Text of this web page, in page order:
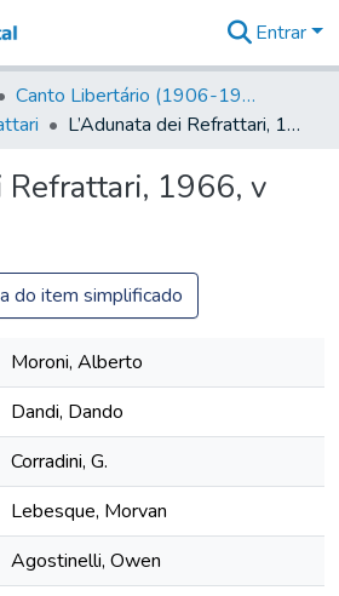
&
Coleções
Tudo na
Digital
Entrar
Canto Libertário (1906-1995)
L’Adunata dei Refrattari, 1966, v XLV, n 01
Refrattari, 1966, v
do item simplificado
Moroni, Alberto
Dandi, Dando
Corradini, G.
Lebesque, Morvan
Agostinelli, Owen